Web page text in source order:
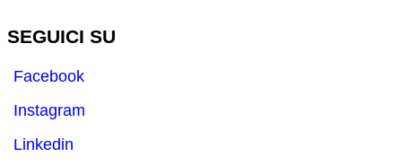
SEGUICI SU
Facebook
Instagram
Linkedin